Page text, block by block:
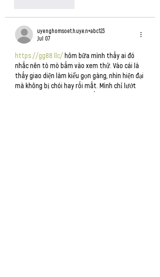
uyenghomsoet.h.uy.e.n+abc123
Jul 07
https://gg88.llc/ hôm bữa mình thấy ai đó
nhắc nên tò mò bấm vào xem thử. Vào cái là
thấy giao diện làm kiểu gọn gàng, nhìn hiện đại
mà không bị chói hay rối mắt. Mình chỉ lướt